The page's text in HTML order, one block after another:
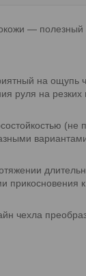
— полезный
на ощупь
руля на резких
(не
прикосновения
чехла